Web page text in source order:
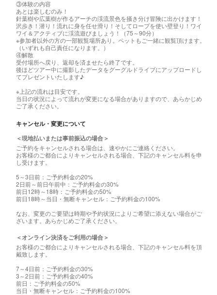
③体験の内容
あとは楽しむのみ！
針葉樹や広葉樹が作るアーチの渓流景色を掻き分け冒険に出かけます！
沢歩き！潜り！流れに身を任せ滑り！そしてロープを使い壁登り！ワイ
ワイ＆アクティブに渓流遊びましょう！（75～90分）
※参加者以外の方の一部観覧場所あり。ペットもご一緒に観覧頂けます。
（いずれも自己責任になります。）
④解散
受付場所へ戻り、返却を済ませたら終了です。
後ほどツアー中に撮影したデータをグーグルドライブにアップロードし
てプレゼントいたします♪
※上記の流れは目安です。
当日の状況によって流れが変更になる場合がありますので、あらかじめ
ご了承ください。
キャンセル・変更について
＜現地払いまたは事前振込の場合＞
ご予約をキャンセルされる場合は、速やかにご連絡ください。
お客様のご都合によりキャンセルされる場合、下記のキャンセル料を申
し受けます。
5～3日前：ご予約料金の20%
2日前～前日午前中：ご予約料金の30%
前日12時～18時：ご予約料金の50%
前日18時～当日・無断キャンセル：ご予約料金の100%
なお、変更のご要望は時期や予約状況によりご希望に添えない場合がご
ざいます。あらかじめご了承ください。
＜オンライン決済をご利用の場合＞
お客様のご都合によりキャンセルされる場合、下記のキャンセル料を頂
戴致します。
7～4日前：ご予約料金の30%
3～2日前：ご予約料金の40%
前日：ご予約料金の50%
当日・無断キャンセル：ご予約料金の100%